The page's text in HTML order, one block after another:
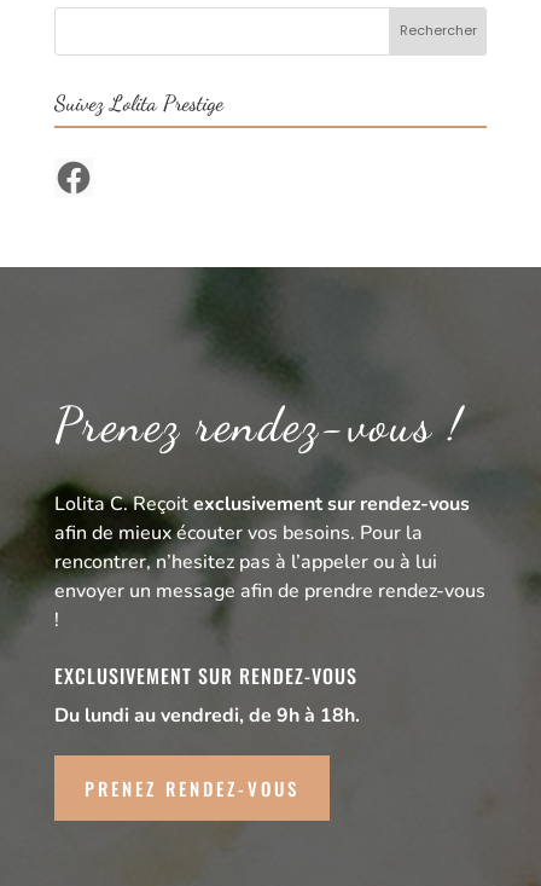
Suivez Lolita Prestige
Facebook
Prenez rendez-vous !
Lolita C. Reçoitexclusivement sur rendez-vous
afin de mieux écouter vos besoins. Pour la
rencontrer, n’hesitez pas à l’appeler ou à lui
envoyer un message afin de prendre rendez-vous
!
EXCLUSIVEMENT SUR RENDEZ-VOUS
Du lundi au vendredi, de 9h à 18h.
PRENEZ RENDEZ-VOUS